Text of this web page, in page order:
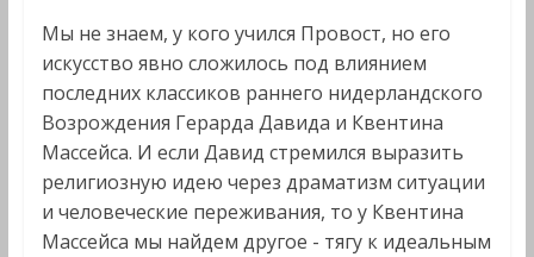
Мы не знаем, у кого учился Провост, но его
искусство явно сложилось под влиянием
последних классиков раннего нидерландского
Возрождения Герарда Давида и Квентина
Массейса. И если Давид стремился выразить
религиозную идею через драматизм ситуации
и человеческие переживания, то у Квентина
Массейса мы найдем другое - тягу к идеальным